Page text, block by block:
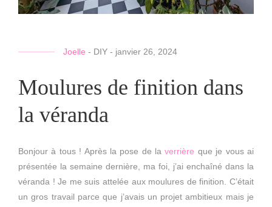
Joelle - DIY - janvier 26, 2024
Moulures de finition dans
la véranda
Bonjour à tous ! Après la pose de laverrière que je vous ai
présentée la semaine dernière, ma foi, j’ai enchaîné dans la
véranda ! Je me suis attelée aux moulures de finition. C’était
un gros travail parce que j’avais un projet ambitieux mais je